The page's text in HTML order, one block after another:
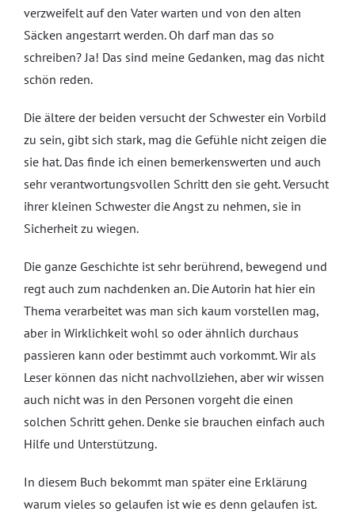
verzweifelt auf den Vater warten und von den alten
Säcken angestarrt werden. Oh darf man das so
schreiben? Ja! Das sind meine Gedanken, mag das nicht
schön reden.
Die ältere der beiden versucht der Schwester ein Vorbild
zu sein, gibt sich stark, mag die Gefühle nicht zeigen die
sie hat. Das finde ich einen bemerkenswerten und auch
sehr verantwortungsvollen Schritt den sie geht. Versucht
ihrer kleinen Schwester die Angst zu nehmen, sie in
Sicherheit zu wiegen.
Die ganze Geschichte ist sehr berührend, bewegend und
regt auch zum nachdenken an. Die Autorin hat hier ein
Thema verarbeitet was man sich kaum vorstellen mag,
aber in Wirklichkeit wohl so oder ähnlich durchaus
passieren kann oder bestimmt auch vorkommt. Wir als
Leser können das nicht nachvollziehen, aber wir wissen
auch nicht was in den Personen vorgeht die einen
solchen Schritt gehen. Denke sie brauchen einfach auch
Hilfe und Unterstützung.
In diesem Buch bekommt man später eine Erklärung
warum vieles so gelaufen ist wie es denn gelaufen ist.